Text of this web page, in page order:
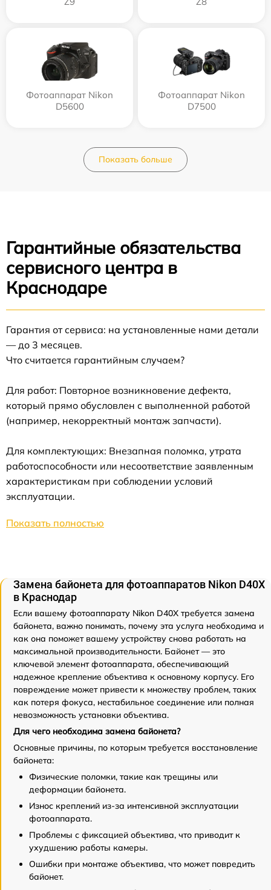
Фотоаппарат Nikon
D5600
Фотоаппарат Nikon
D7500
Показать больше
Гарантийные обязательства
сервисного центра в
Краснодаре
Гарантия от сервиса: на установленные нами детали
— до 3 месяцев.
Что считается гарантийным случаем?
Для работ: Повторное возникновение дефекта,
который прямо обусловлен с выполненной работой
(например, некорректный монтаж запчасти).
Для комплектующих: Внезапная поломка, утрата
работоспособности или несоответствие заявленным
характеристикам при соблюдении условий
эксплуатации.
Показать полностью
Замена байонета для фотоаппаратов Nikon D40X
в Краснодар
Если вашему фотоаппарату Nikon D40X требуется замена
байонета, важно понимать, почему эта услуга необходима и
как она поможет вашему устройству снова работать на
максимальной производительности. Байонет — это
ключевой элемент фотоаппарата, обеспечивающий
надежное крепление объектива к основному корпусу. Его
повреждение может привести к множеству проблем, таких
как потеря фокуса, нестабильное соединение или полная
невозможность установки объектива.
Для чего необходима замена байонета?
Основные причины, по которым требуется восстановление
байонета:
Физические поломки, такие как трещины или
деформации байонета.
Износ креплений из-за интенсивной эксплуатации
фотоаппарата.
Проблемы с фиксацией объектива, что приводит к
ухудшению работы камеры.
Ошибки при монтаже объектива, что может повредить
байонет.